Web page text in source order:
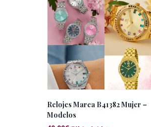
Relojes Marea B41382 Mujer –
Modelos